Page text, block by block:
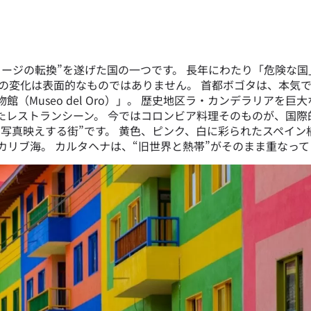
ジの転換”を遂げた国の一つです。 長年にわたり「危険な
化は表面的なものではありません。 首都ボゴタは、本気
（Museo del Oro）」。 歴史地区ラ・カンデラリアを巨
ストランシーン。 今ではコロンビア料理そのものが、国
真映えする街”です。 黄色、ピンク、白に彩られたスペイ
ブ海。 カルタヘナは、“旧世界と熱帯”がそのまま重なっ